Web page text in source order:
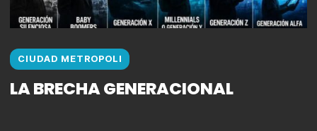
CIUDAD METROPOLI
LA BRECHA GENERACIONAL